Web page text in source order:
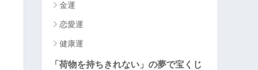
金運
恋愛運
健康運
「荷物を持ちきれない」の夢で宝くじ